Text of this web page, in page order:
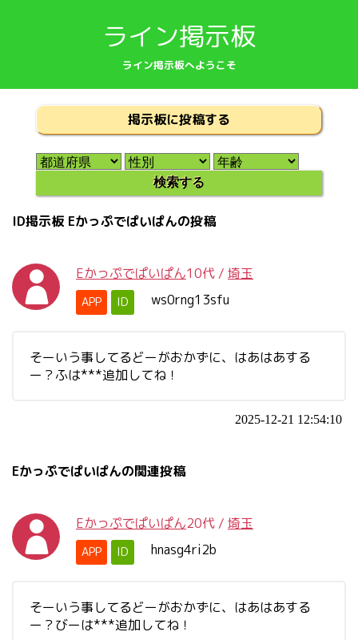
ライン掲示板
ライン掲示板へようこそ
掲示板に投稿する
ID掲示板 Eかっぷでぱいぱんの投稿
Eかっぷでぱいぱん10代 / 埼玉
APP ID ws0rng13sfu
そーいう事してるどーがおかずに、はあはあする
ー？ふは***追加してね！
2025-12-21 12:54:10
Eかっぷでぱいぱんの関連投稿
Eかっぷでぱいぱん20代 / 埼玉
APP ID hnasg4ri2b
そーいう事してるどーがおかずに、はあはあする
ー？びーは***追加してね！